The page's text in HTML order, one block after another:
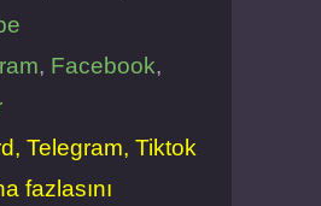
, Facebook,
Telegram, Tiktok
fazlasını